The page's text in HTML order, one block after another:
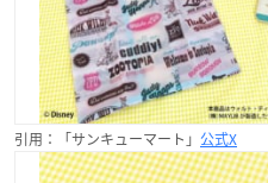
引用：「サンキューマート」 公式X